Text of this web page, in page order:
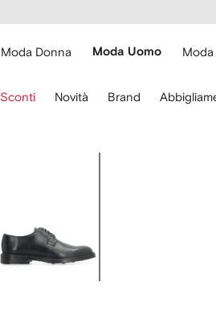
Moda Donna Moda Uomo Moda
Sconti Novità Brand